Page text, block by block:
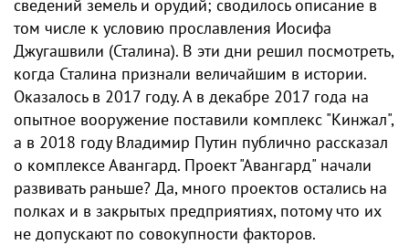
сведений земель и орудий; сводилось описание в
том числе к условию прославления Иосифа
Джугашвили (Сталина). В эти дни решил посмотреть,
когда Сталина признали величайшим в истории.
Оказалось в 2017 году. А в декабре 2017 года на
опытное вооружение поставили комплекс "Кинжал",
а в 2018 году Владимир Путин публично рассказал
о комплексе Авангард. Проект "Авангард" начали
развивать раньше? Да, много проектов остались на
полках и в закрытых предприятиях, потому что их
не допускают по совокупности факторов.